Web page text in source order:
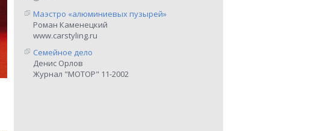
Маэстро «алюминиевых пузырей»
Роман Каменецкий
www.carstyling.ru
Семейное дело
Денис Орлов
Журнал "МОТОР" 11-2002